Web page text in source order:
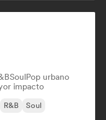
SoulPop urbano
impacto
R&B
Soul